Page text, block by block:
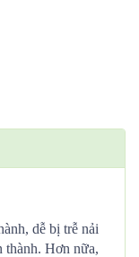
dễ bị trễ nải
thành. Hơn nữa,